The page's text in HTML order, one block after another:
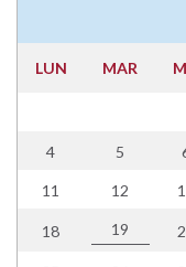
LUN MAR
4 5
11 12
18 19